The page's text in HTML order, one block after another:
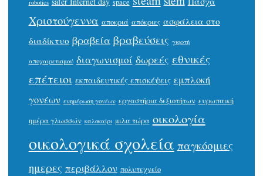
robotics space
Χριστούγεννα αποκριά απόκριες ασφάλεια στο
διαδίκτυο βραβεία βραβεύσεις γιορτή
αποχαιρετισμού διαγωνισμοί δωρεές εθνικές
επέτειοι εκπαιδευτικές επισκέψεις εμπλοκή
γονέων ενημέρωση γονέων εργαστήρια δεξιοτήτων ευρωπαική
ημέρα γλωσσών καλοκαίρι μιλα τώρα οικολογία
οικολογικά σχολεία παγκόσμιες
ημερες περιβάλλον πολυτεχνείο